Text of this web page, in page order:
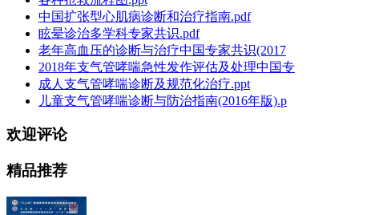
中国扩张型心肌病诊断和治疗指南.pdf
眩晕诊治多学科专家共识.pdf
老年高血压的诊断与治疗中国专家共识(2017
2018年支气管哮喘急性发作评估及处理中国专
成人支气管哮喘诊断及规范化治疗.ppt
儿童支气管哮喘诊断与防治指南(2016年版).p
欢迎评论
精品推荐